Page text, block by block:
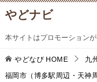
やどナビ
本サイトはプロモーション
やどなび HOME 九
福岡市（博多駅周辺・天神